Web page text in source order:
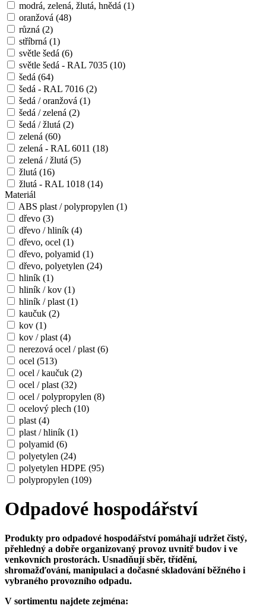
modrá, zelená, žlutá, hnědá (1)
oranžová (48)
různá (2)
stříbrná (1)
světle šedá (6)
světle šedá - RAL 7035 (10)
šedá (64)
šedá - RAL 7016 (2)
šedá / oranžová (1)
šedá / zelená (2)
šedá / žlutá (2)
zelená (60)
zelená - RAL 6011 (18)
zelená / žlutá (5)
žlutá (16)
žlutá - RAL 1018 (14)
Materiál
ABS plast / polypropylen (1)
dřevo (3)
dřevo / hliník (4)
dřevo, ocel (1)
dřevo, polyamid (1)
dřevo, polyetylen (24)
hliník (1)
hliník / kov (1)
hliník / plast (1)
kaučuk (2)
kov (1)
kov / plast (4)
nerezová ocel / plast (6)
ocel (513)
ocel / kaučuk (2)
ocel / plast (32)
ocel / polypropylen (8)
ocelový plech (10)
plast (4)
plast / hliník (1)
polyamid (6)
polyetylen (24)
polyetylen HDPE (95)
polypropylen (109)
Odpadové hospodářství
Produkty pro odpadové hospodářství pomáhají udržet čistý,
přehledný a dobře organizovaný provoz uvnitř budov i ve
venkovních prostorách. Usnadňují sběr, třídění,
shromažďování, manipulaci a dočasné skladování běžného i
vybraného provozního odpadu.
V sortimentu najdete zejména: